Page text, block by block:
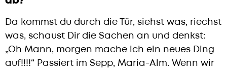
Da kommst du durch die Tür, siehst was, riechst
was, schaust Dir die Sachen an und denkst:
„Oh Mann, morgen mache ich ein neues Ding
auf!!!!“ Passiert im Sepp, Maria-Alm. Wenn wir